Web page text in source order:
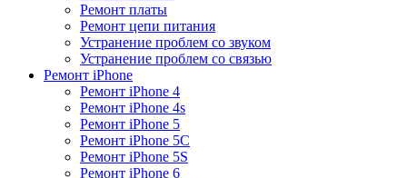
Ремонт платы
Ремонт цепи питания
Устранение проблем со звуком
Устранение проблем со связью
Ремонт iPhone
Ремонт iPhone 4
Ремонт iPhone 4s
Ремонт iPhone 5
Ремонт iPhone 5C
Ремонт iPhone 5S
Ремонт iPhone 6